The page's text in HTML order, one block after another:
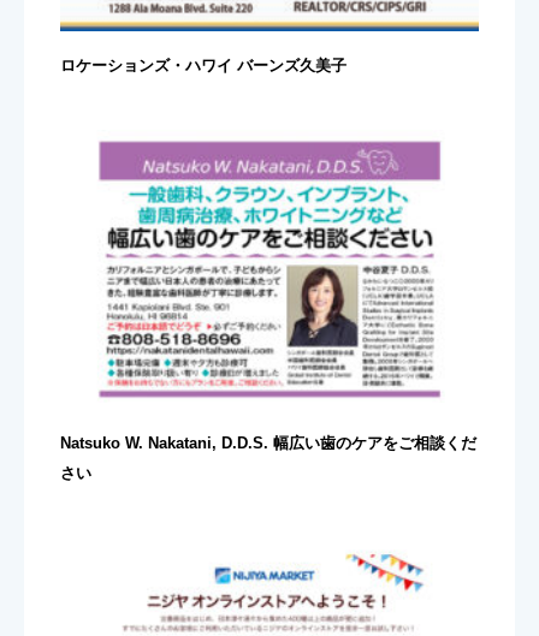
ロケーションズ・ハワイ バーンズ久美子
Natsuko W. Nakatani, D.D.S. 幅広い歯のケアをご相談くだ
さい